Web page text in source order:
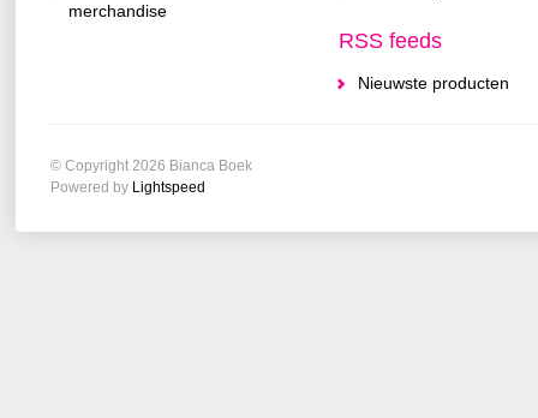
merchandise
RSS feeds
Nieuwste producten
© Copyright 2026 Bianca Boek
Powered by Lightspeed